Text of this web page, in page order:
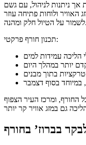
אך ניתנות לניהול, עם גשם
האוויר ולוחות פתיחה עוזר
לשמור על הטיול חלק ומהנה.
תכנון חורף פרקטי:
הליכה עמידות למים
יותר במהלך היום
בתוך מבנים
במיוחד בסוף דצמבר
החורף, ומרכז העיר הצפוף
בברוז’ בחורף